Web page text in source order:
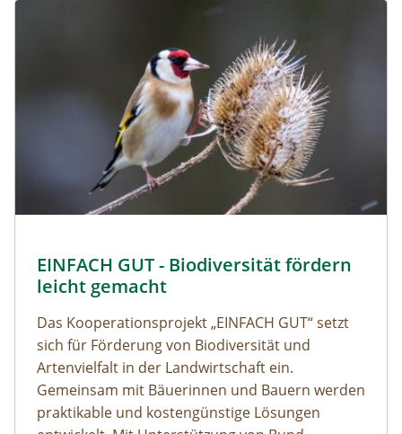
EINFACH GUT - Biodiversität fördern
leicht gemacht
Das Kooperationsprojekt „EINFACH GUT“ setzt
sich für Förderung von Biodiversität und
Artenvielfalt in der Landwirtschaft ein.
Gemeinsam mit Bäuerinnen und Bauern werden
praktikable und kostengünstige Lösungen